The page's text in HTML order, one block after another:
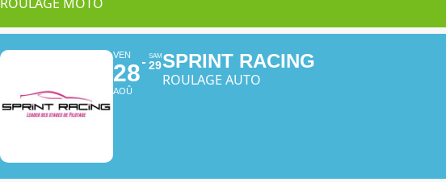
VEN
28
AOÛ
SAM
29SPRINT RACING
ROULAGE AUTO